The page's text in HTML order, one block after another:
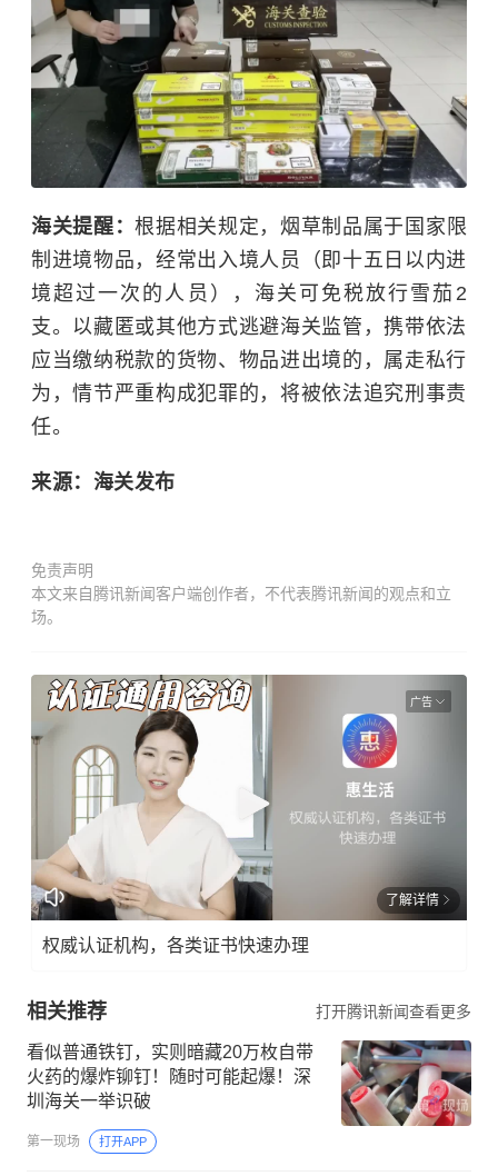
海关提醒：根据相关规定，烟草制品属于国家限
制进境物品，经常出入境人员（即十五日以内进
境超过一次的人员），海关可免税放行雪茄2
支。以藏匿或其他方式逃避海关监管，携带依法
应当缴纳税款的货物、物品进出境的，属走私行
为，情节严重构成犯罪的，将被依法追究刑事责
任。
来源：海关发布
免责声明
本文来自腾讯新闻客户端创作者，不代表腾讯新闻的观点和立
场。
广告
了解详情
权威认证机构，各类证书快速办理
相关推荐 打开腾讯新闻查看更多
看似普通铁钉，实则暗藏20万枚自带
火药的爆炸铆钉！随时可能起爆！深
圳海关一举识破
第一现场 打开APP